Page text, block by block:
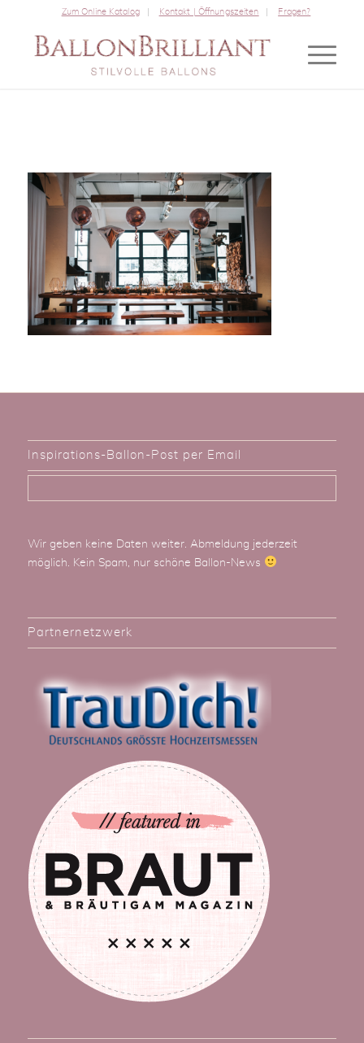
Zum Online Katalog Kontakt | Öffnungszeiten Fragen?
Inspirations-Ballon-Post per Email
Wir geben keine Daten weiter. Abmeldung jederzeit
möglich. Kein Spam, nur schöne Ballon-News
Partnernetzwerk